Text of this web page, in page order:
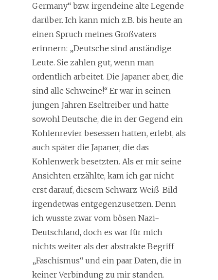
Germany“ bzw. irgendeine alte Legende
darüber. Ich kann mich z.B. bis heute an
einen Spruch meines Großvaters
erinnern: „Deutsche sind anständige
Leute. Sie zahlen gut, wenn man
ordentlich arbeitet. Die Japaner aber, die
sind alle Schweine!“ Er war in seinen
jungen Jahren Eseltreiber und hatte
sowohl Deutsche, die in der Gegend ein
Kohlenrevier besessen hatten, erlebt, als
auch später die Japaner, die das
Kohlenwerk besetzten. Als er mir seine
Ansichten erzählte, kam ich gar nicht
erst darauf, diesem Schwarz-Weiß-Bild
irgendetwas entgegenzusetzen. Denn
ich wusste zwar vom bösen Nazi-
Deutschland, doch es war für mich
nichts weiter als der abstrakte Begriff
„Faschismus“ und ein paar Daten, die in
keiner Verbindung zu mir standen.